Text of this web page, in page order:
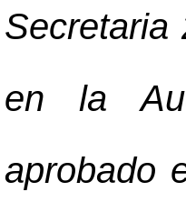
Secretaria
en la
aprobado